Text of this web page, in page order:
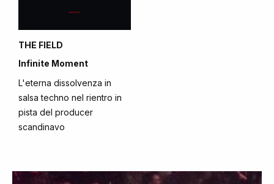
THE FIELD
Infinite Moment
L'eterna dissolvenza in
salsa techno nel rientro in
pista del producer
scandinavo